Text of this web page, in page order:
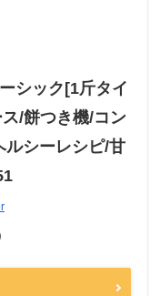
シック[1斤タイ
/餅つき機/コン
ルシーレシピ/甘